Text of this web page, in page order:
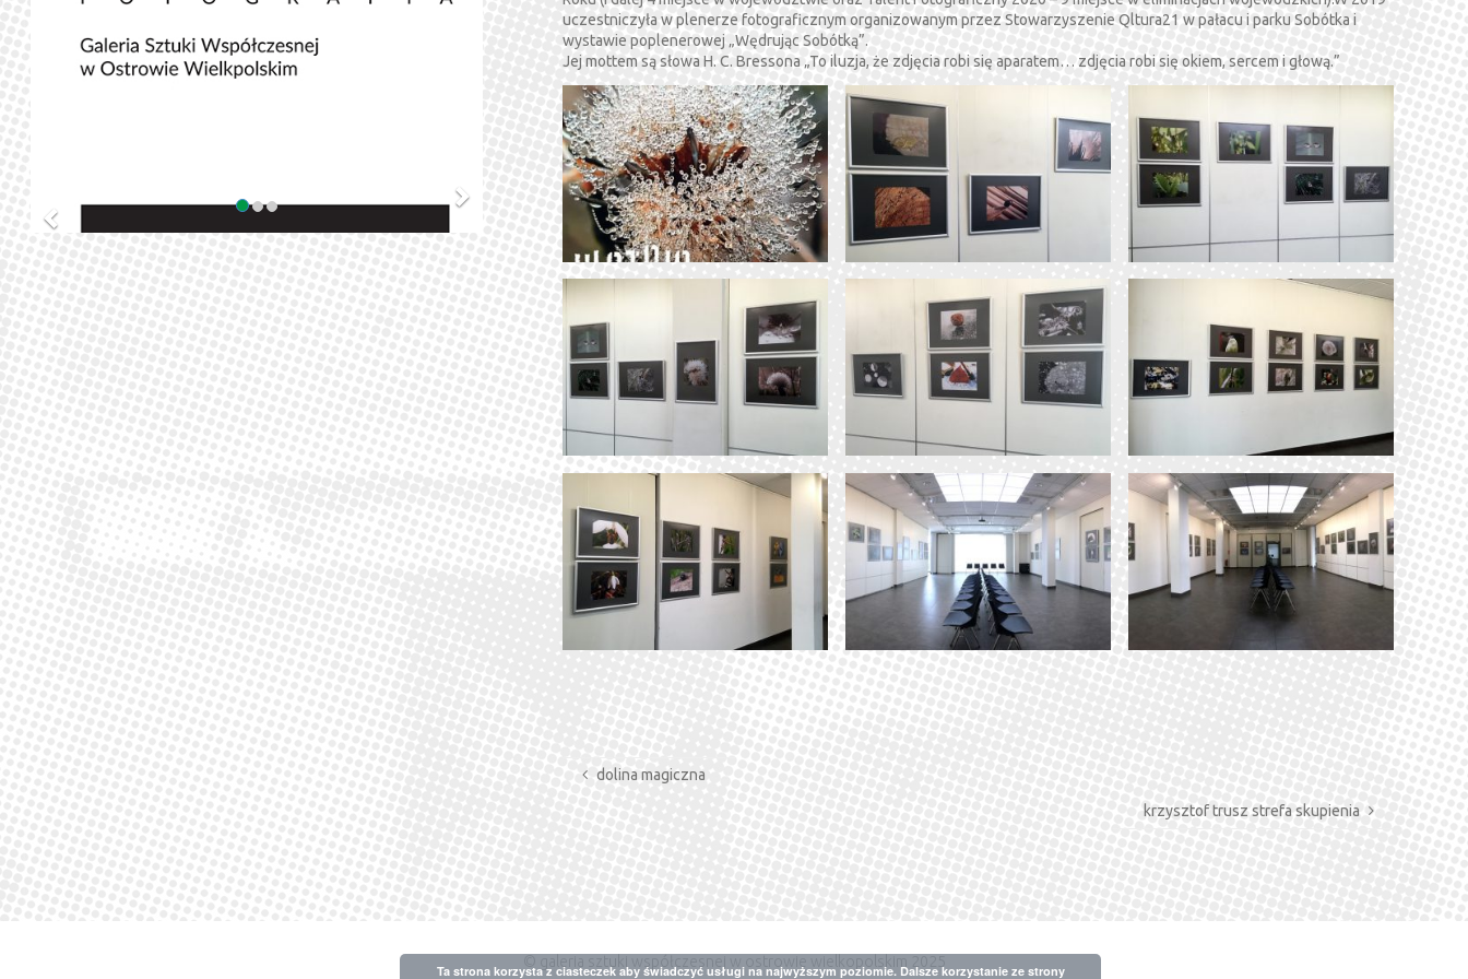
uczestniczyła w plenerze fotograficznym organizowanym przez Stowarzyszenie Qltura21 w pałacu i parku Sobótka i
wystawie poplenerowej „Wędrując Sobótką”.
Jej mottem są słowa H. C. Bressona „To iluzja, że zdjęcia robi się aparatem… zdjęcia robi się okiem, sercem i głową.”
dolina magiczna
krzysztof trusz strefa skupienia
Ta strona korzysta z ciasteczek aby świadczyć usługi na najwyższym poziomie. Dalsze korzystanie ze strony